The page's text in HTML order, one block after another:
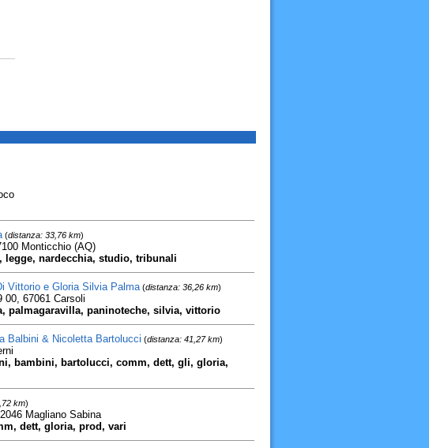
(distanza: 33,76 km)
Monticchio (AQ)
legge, nardecchia, studio, tribunali
Vittorio e Gloria Silvia Palma(distanza: 36,26 km)
00, 67061 Carsoli
palmagaravilla, paninoteche, silvia, vittorio
Balbini & Nicoletta Bartolucci (distanza: 41,27 km)
bambini, bartolucci, comm, dett, gli, gloria,
km)
Magliano Sabina
dett, gloria, prod, vari